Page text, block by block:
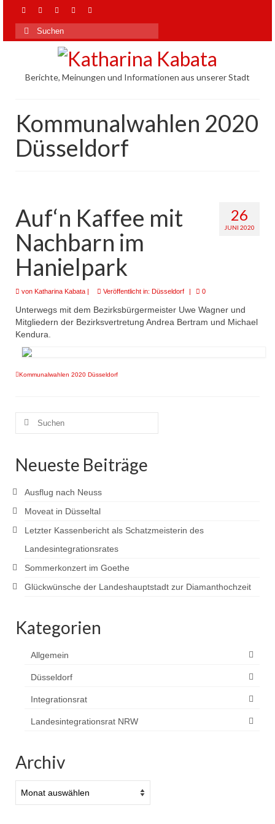
Suchen
nach:
Berichte, Meinungen und Informationen aus unserer Stadt
Kommunalwahlen 2020
Düsseldorf
26
JUNI 2020
Auf‘n Kaffee mit
Nachbarn im
Hanielpark
von Katharina Kabata | Veröffentlicht in: Düsseldorf | 0
Unterwegs mit dem Bezirksbürgermeister Uwe Wagner und
Mitgliedern der Bezirksvertretung Andrea Bertram und Michael
Kendura.
Kommunalwahlen 2020 Düsseldorf
Suchen
Neueste Beiträge
Ausflug nach Neuss
Moveat in Düsseltal
Letzter Kassenbericht als Schatzmeisterin des
Landesintegrationsrates
Sommerkonzert im Goethe
Glückwünsche der Landeshauptstadt zur Diamanthochzeit
Kategorien
Allgemein
Düsseldorf
Integrationsrat
Landesintegrationsrat NRW
Archiv